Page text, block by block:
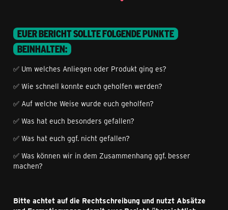
EUER BERICHT SOLLTE FOLGENDE PUNKTE
BEINHALTEN:
✅ Um welches Anliegen oder Produkt ging es?
✅ Wie schnell konnte euch geholfen werden?
✅ Auf welche Weise wurde euch geholfen?
✅ Was hat euch besonders gefallen?
✅ Was hat euch ggf. nicht gefallen?
✅ Was können wir in dem Zusammenhang ggf. besser
machen?
Bitte achtet auf die Rechtschreibung und nutzt Absätze